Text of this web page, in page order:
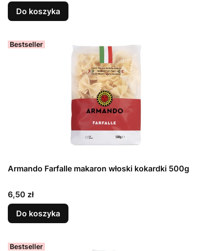
Do koszyka
Bestseller
Armando Farfalle makaron włoski kokardki 500g
Cena
6,50 zł
Do koszyka
Bestseller